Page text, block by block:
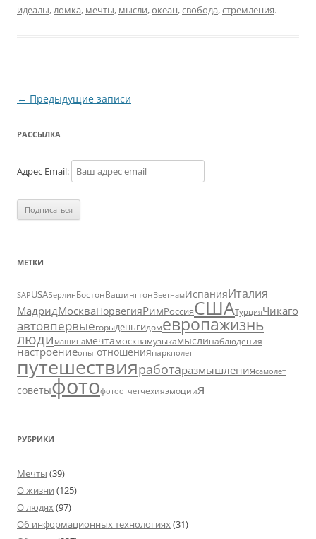
идеалы, ломка, мечты, мысли,океан,свобода,стремления.
Навигация
записям
← Предыдущие записи
РАССЫЛКА
Адрес Email:
МЕТКИ
SAPUSAБерлинБостонВашингтонВьетнамИспанияИталия
МадридМоскваНорвегияРимРоссияСШАТурцияЧикаго
автовпервыегорыденьгидомевропажизнь
люди машинамечтамосквамузыкамыслинаблюдения
настроениеопытотношенияпаркполет
путешествияработаразмышлениясамолет
советыфотофотоотчетчехияэмоциия
РУБРИКИ
Мечты (39)
О жизни (125)
О людях (97)
Об информационных технологиях (31)